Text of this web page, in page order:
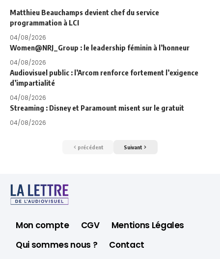
Matthieu Beauchamps devient chef du service
programmation à LCI
04/08/2026
Women@NRJ_Group : le leadership féminin à l’honneur
04/08/2026
Audiovisuel public : l’Arcom renforce fortement l’exigence
d’impartialité
04/08/2026
Streaming : Disney et Paramount misent sur le gratuit
04/08/2026
précédent Suivant
Mon compte CGV
Mentions Légales
Qui sommes nous ?
Contact